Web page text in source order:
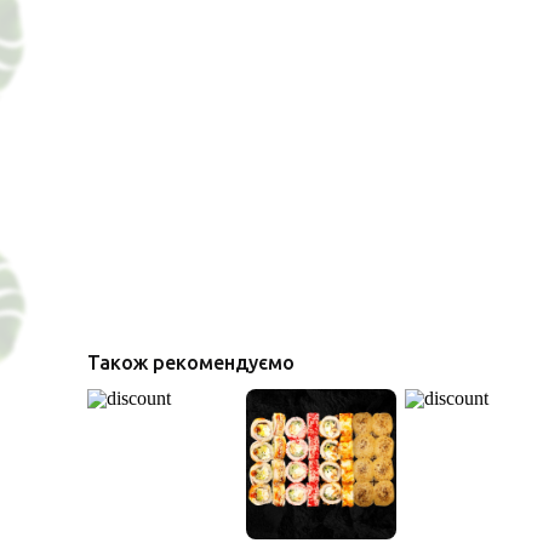
Також рекомендуємо